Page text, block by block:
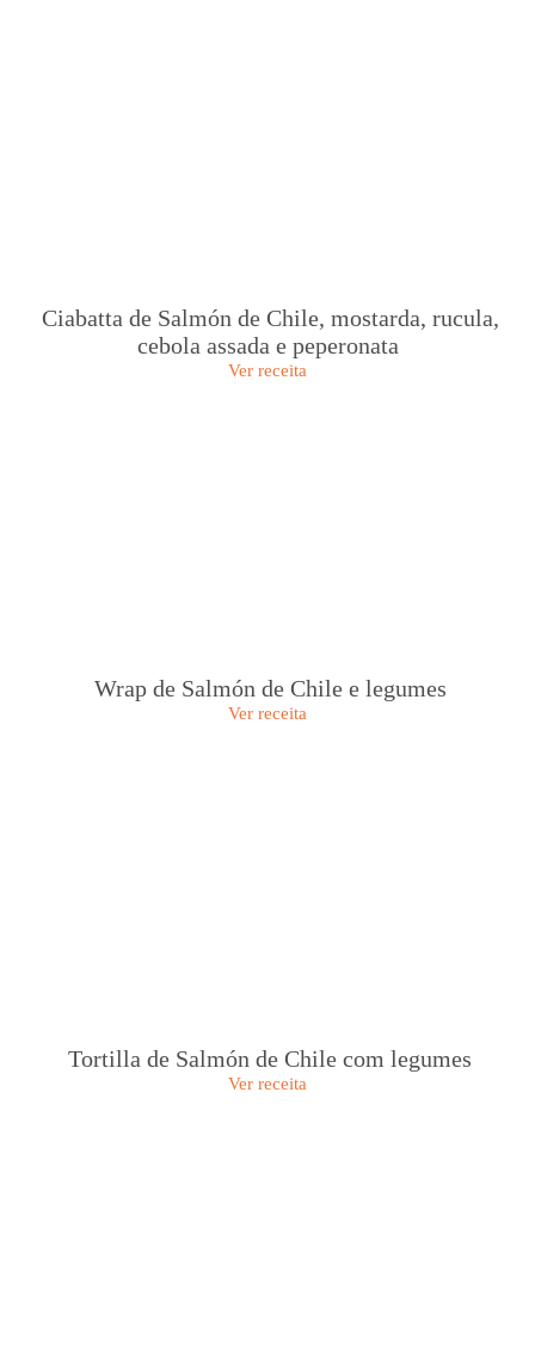
Ciabatta de Salmón de Chile, mostarda, rucula,
cebola assada e peperonata
Ver receita
Wrap de Salmón de Chile e legumes
Ver receita
Tortilla de Salmón de Chile com legumes
Ver receita